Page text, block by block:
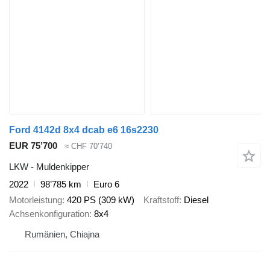
Ford 4142d 8x4 dcab e6 16s2230
EUR 75’700
≈ CHF 70’740
LKW - Muldenkipper
2022
98’785 km
Euro 6
Motorleistung 420 PS (309 kW) Kraftstoff Diesel
Achsenkonfiguration 8x4
Rumänien, Chiajna